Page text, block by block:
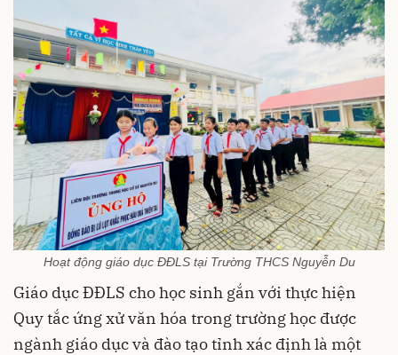
Hoạt động giáo dục ĐĐLS tại Trường THCS Nguyễn Du
Giáo dục ĐĐLS cho học sinh gắn với thực hiện
Quy tắc ứng xử văn hóa trong trường học được
ngành giáo dục và đào tạo tỉnh xác định là một